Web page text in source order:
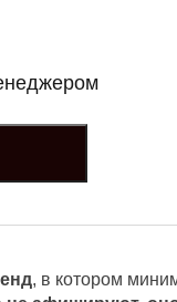
, в котором